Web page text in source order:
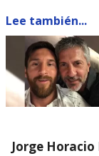
Lee también...
Jorge Horacio